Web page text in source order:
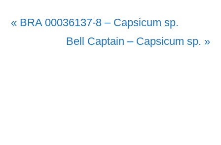
Vorheriger
« BRA 00036137-8 – Capsicum sp.
Nächster
Bell Captain – Capsicum sp. »